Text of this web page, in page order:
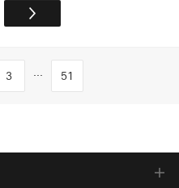
3 ... 51